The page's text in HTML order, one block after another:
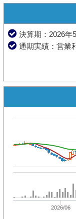
決算期：2026年
通期実績：営業
2026/06